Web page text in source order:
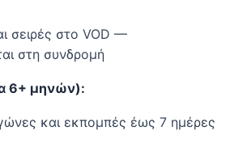
σειρές στο VOD —
στη συνδρομή
6+ μηνών):
και εκπομπές έως 7 ημέρες